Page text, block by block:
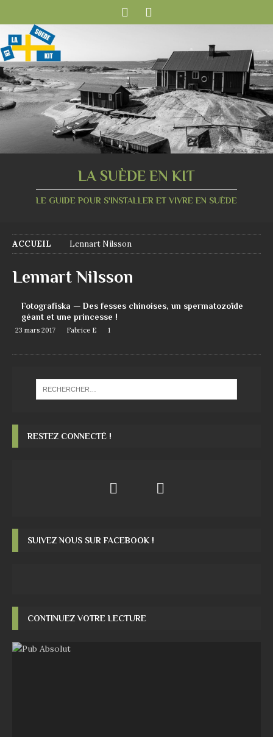
LA SUÈDE EN KIT
LE GUIDE POUR S'INSTALLER ET VIVRE EN SUÈDE
ACCUEIL Lennart Nilsson
Lennart Nilsson
Fotografiska — Des fesses chinoises, un spermatozoïde
géant et une princesse !
23 mars 2017 Fabrice E 1
RESTEZ CONNECTÉ !
SUIVEZ NOUS SUR FACEBOOK !
CONTINUEZ VOTRE LECTURE